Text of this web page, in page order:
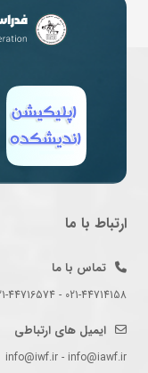
ارتباط با ما
تماس با ما
021-44714158 - 021-44716574 - 021-44714489
ایمیل های ارتباطی
info@iwf.ir - info@iawf.ir